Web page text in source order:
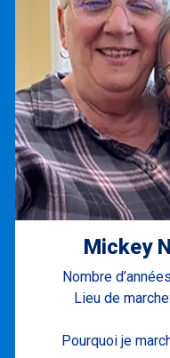
Mickey
Nombre
Lieu de
Pourquoi je